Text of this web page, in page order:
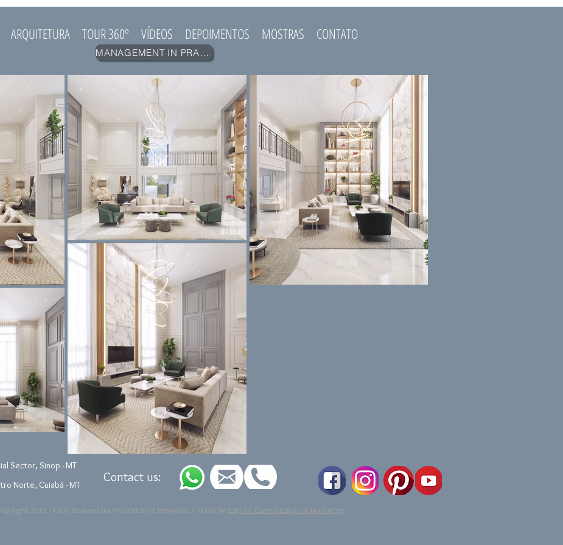
ARQUITETURA TOUR 360º VÍDEOS DEPOIMENTOS MOSTRAS CONTATO
MANAGEMENT IN PRACTICE
Sector, Sinop - MT
Norte, Cuiabá - MT
Contact us:
2019 - Karol Boaventura Arquitetura & Interiores | Made by: Esquilo Comunicação & Marketing